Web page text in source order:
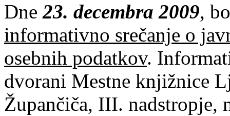
Dne23. decembra 2009,
informativno srečanje o
osebnih podatkov.
dvorani Mestne knjižnice
Župančiča, III.